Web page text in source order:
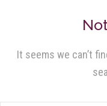
It seems we can’t